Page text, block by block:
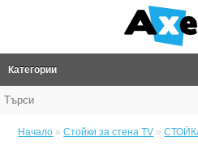
Категории
Начало »Стойки за стена ТV »